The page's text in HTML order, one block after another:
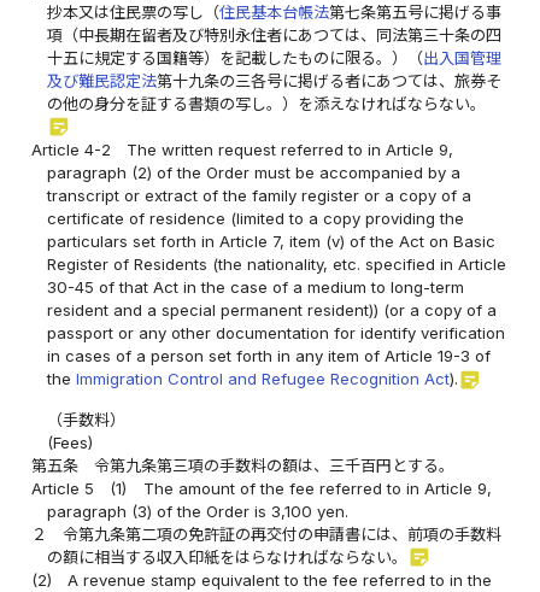
抄本又は住民票の写し（住民基本台帳法第七条第五号に掲げる事
項（中長期在留者及び特別永住者にあつては、同法第三十条の四
十五に規定する国籍等）を記載したものに限る。）（出入国管理
及び難民認定法第十九条の三各号に掲げる者にあつては、旅券そ
の他の身分を証する書類の写し。）を添えなければならない。
sticky_note_2
Article 4-2
The written request referred to in Article 9,
paragraph (2) of the Order must be accompanied by a
transcript or extract of the family register or a copy of a
certificate of residence (limited to a copy providing the
particulars set forth in Article 7, item (v) of the Act on Basic
Register of Residents (the nationality, etc. specified in Article
30-45 of that Act in the case of a medium to long-term
resident and a special permanent resident)) (or a copy of a
passport or any other documentation for identify verification
in cases of a person set forth in any item of Article 19-3 of
theImmigration Control and Refugee Recognition Act).sticky_note_2
（手数料）
(Fees)
第五条
令第九条第三項の手数料の額は、三千百円とする。
Article 5
(1)
The amount of the fee referred to in Article 9,
paragraph (3) of the Order is 3,100 yen.
２
令第九条第二項の免許証の再交付の申請書には、前項の手数料
の額に相当する収入印紙をはらなければならない。 sticky_note_2
(2)
A revenue stamp equivalent to the fee referred to in the